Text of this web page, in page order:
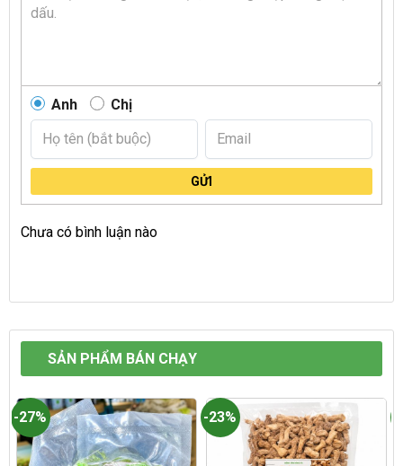
Anh Chị
GỬI
Chưa có bình luận nào
SẢN PHẨM BÁN CHẠY
-27% -23%